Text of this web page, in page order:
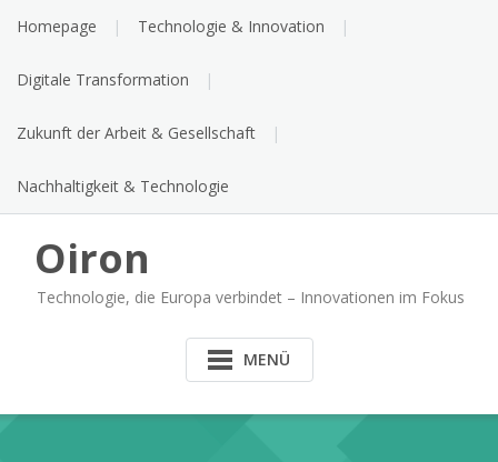
Homepage Technologie & Innovation
Digitale Transformation
Zukunft der Arbeit & Gesellschaft
Nachhaltigkeit & Technologie
Oiron
Technologie, die Europa verbindet – Innovationen im Fokus
MENÜ